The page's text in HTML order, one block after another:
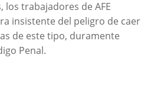
los trabajadores de AFE
insistente del peligro de caer
de este tipo, duramente
Penal.